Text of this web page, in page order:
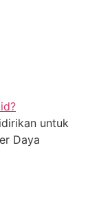
untuk
Daya